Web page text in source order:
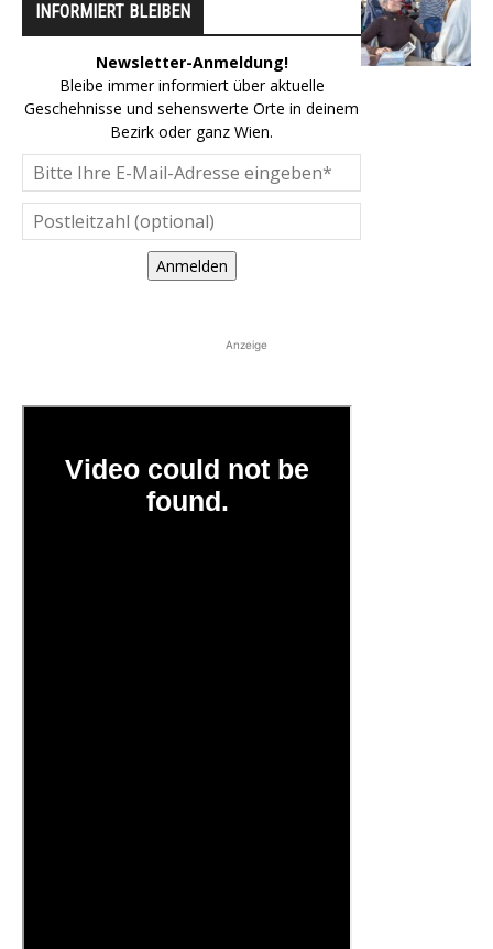
INFORMIERT BLEIBEN
Newsletter-Anmeldung!
Bleibe immer informiert über aktuelle
Geschehnisse und sehenswerte Orte in deinem
Bezirk oder ganz Wien.
Anmelden
Anzeige